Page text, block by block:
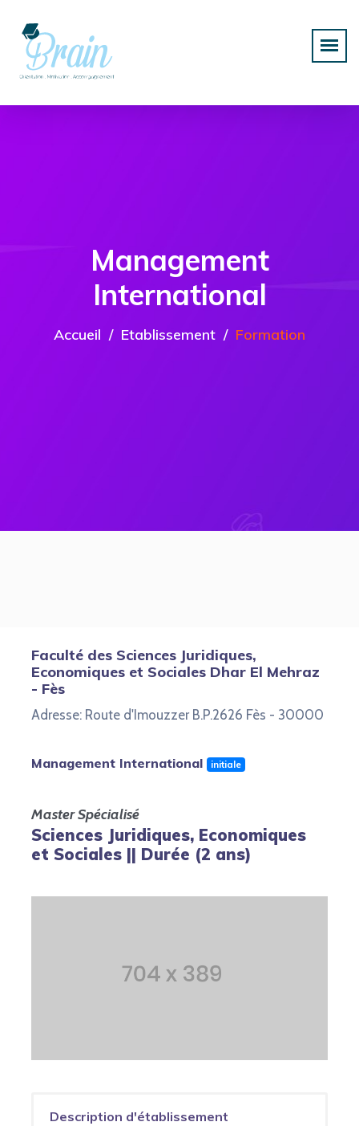
Management
International
Accueil Etablissement Formation
Faculté des Sciences Juridiques,
Economiques et Sociales Dhar El Mehraz
- Fès
Adresse: Route d'Imouzzer B.P.2626 Fès - 30000
Management International initiale
Master Spécialisé
Sciences Juridiques, Economiques
et Sociales || Durée (2 ans)
Description d'établissement